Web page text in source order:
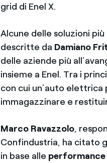
grid di Enel X.
Alcune delle soluzioni
descritte da Damiano
delle aziende più
insieme a Enel. Tra i
con cui un’auto elettrica
immagazzinare e
Marco Ravazzolo,
Confindustria, ha citato
in base alle performance